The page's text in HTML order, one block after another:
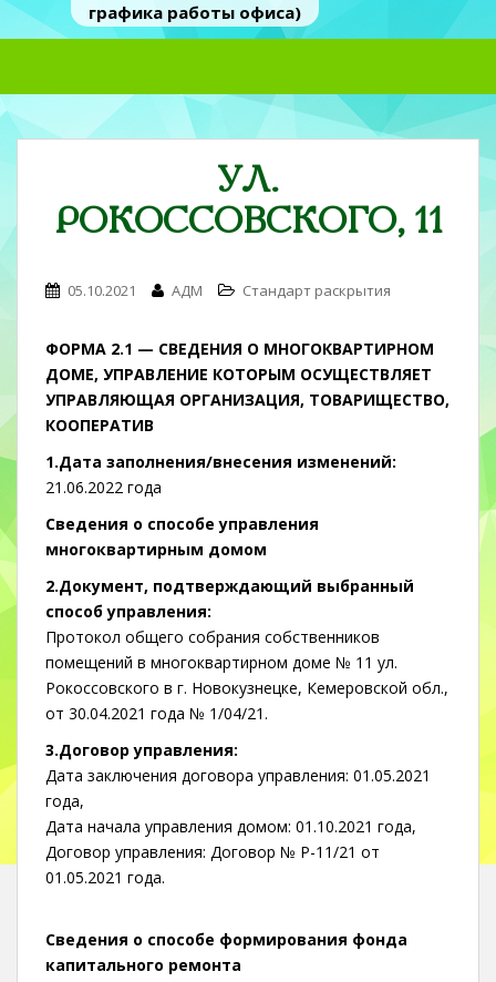
графика работы офиса)
i
n
t
УЛ.
РОКОССОВСКОГО, 11
05.10.2021 АДМ Стандарт раскрытия
ФОРМА 2.1 — СВЕДЕНИЯ О МНОГОКВАРТИРНОМ
ДОМЕ, УПРАВЛЕНИЕ КОТОРЫМ ОСУЩЕСТВЛЯЕТ
УПРАВЛЯЮЩАЯ ОРГАНИЗАЦИЯ, ТОВАРИЩЕСТВО,
КООПЕРАТИВ
1.Дата заполнения/внесения изменений:
21.06.2022 года
Сведения о способе управления
многоквартирным домом
2.Документ, подтверждающий выбранный
способ управления:
Протокол общего собрания собственников
помещений в многоквартирном доме № 11 ул.
Рокоссовского в г. Новокузнецке, Кемеровской обл.,
от 30.04.2021 года № 1/04/21.
3.Договор управления:
Дата заключения договора управления: 01.05.2021
года,
Дата начала управления домом: 01.10.2021 года,
Договор управления: Договор № Р-11/21 от
01.05.2021 года.
Сведения о способе формирования фонда
капитального ремонта